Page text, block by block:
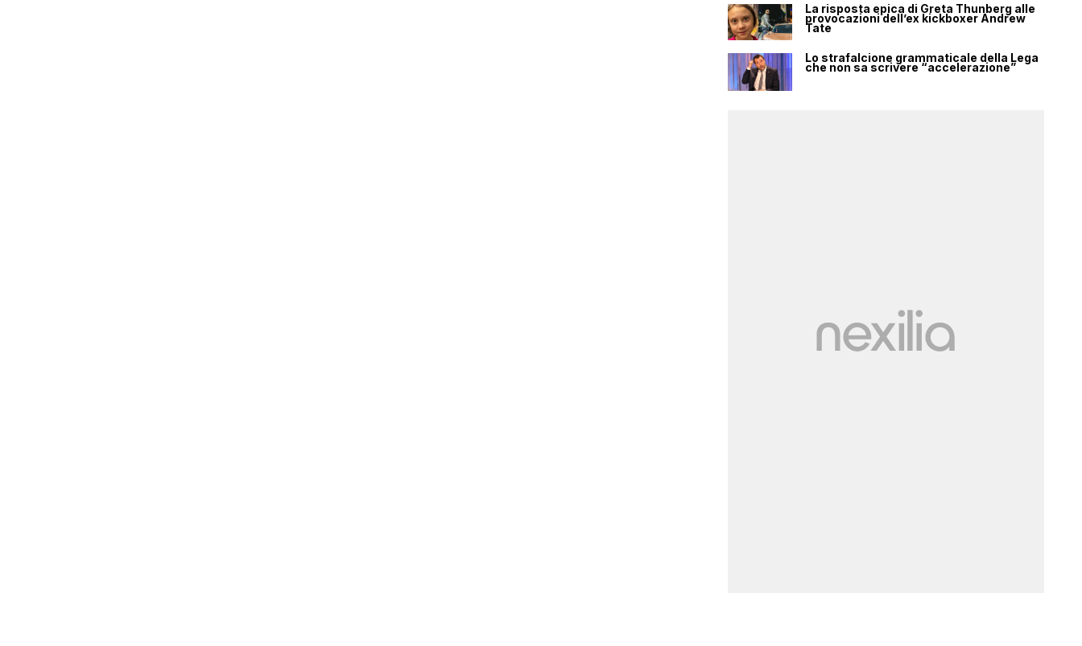
La risposta epica di Greta Thunberg alle
provocazioni dell’ex kickboxer Andrew
Tate
Lo strafalcione grammaticale della Lega
che non sa scrivere “accelerazione”